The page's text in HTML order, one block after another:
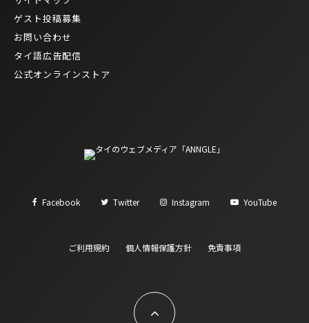
ゲスト投稿募集
お問い合わせ
タイ語広告配信
公式オンラインストア
Facebook Twitter Instagram YouTube
ご利用規約 個人情報保護方針 免責事項